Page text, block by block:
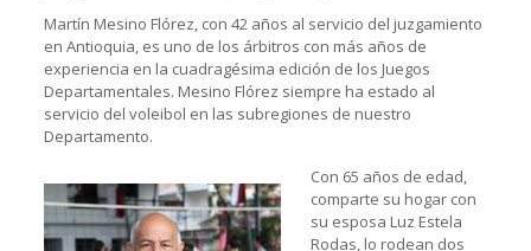
Martín Mesino Flórez, con 42 años al servicio del juzgamiento
en Antioquia, es uno de los árbitros con más años de
experiencia en la cuadragésima edición de los Juegos
Departamentales. Mesino Flórez siempre ha estado al
servicio del voleibol en las subregiones de nuestro
Departamento.
Con 65 años de edad,
comparte su hogar con
su esposa Luz Estela
Rodas, lo rodean dos